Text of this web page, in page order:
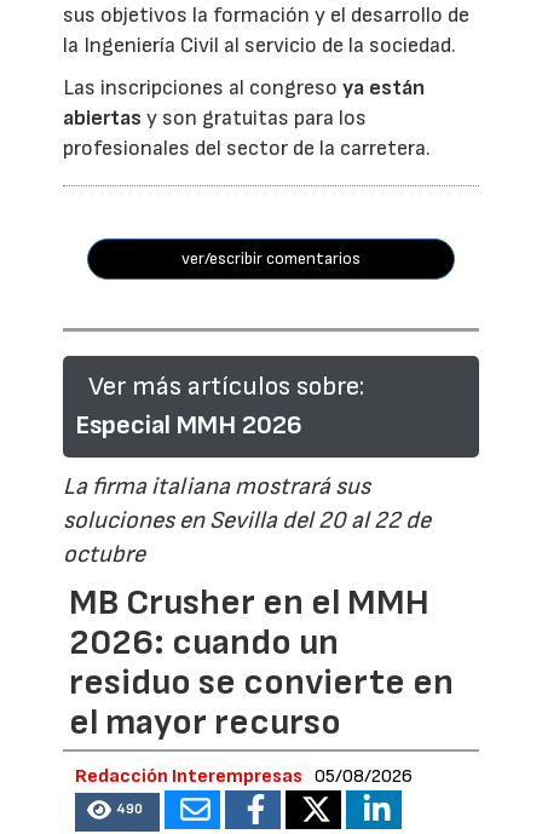
sus objetivos la formación y el desarrollo de
la Ingeniería Civil al servicio de la sociedad.
Las inscripciones al congresoya están
abiertas y son gratuitas para los
profesionales del sector de la carretera.
ver/escribir comentarios
Ver más artículos sobre:
Especial MMH 2026
La firma italiana mostrará sus
soluciones en Sevilla del 20 al 22 de
octubre
MB Crusher en el MMH
2026: cuando un
residuo se convierte en
el mayor recurso
Redacción Interempresas 05/08/2026
490